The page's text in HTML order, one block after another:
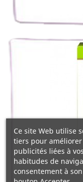
Ce site Web utilise
tiers pour
publicités liées à
habitudes de
consentement à